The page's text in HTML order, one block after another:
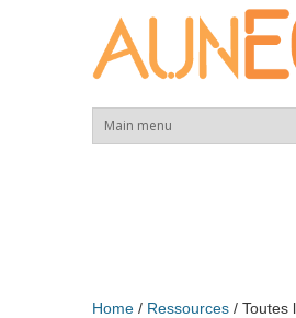
Home Ressources Toutes